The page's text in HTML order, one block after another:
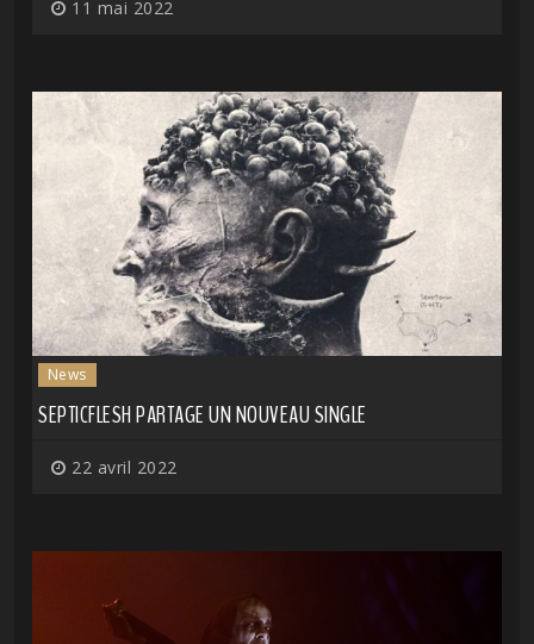
11 mai 2022
News
SEPTICFLESH PARTAGE UN NOUVEAU SINGLE
22 avril 2022